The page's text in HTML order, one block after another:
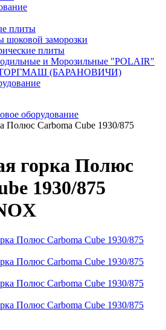
плиты
заморозки
плиты
и Морозильные "POLAIR"
ТОРГМАШ (БАРАНОВИЧИ)
оборудование
Полюс Carboma Cube 1930/875
горка Полюс
1930/875